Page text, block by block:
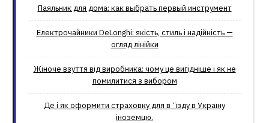
Паяльник для дома: как выбрать первый инструмент
Електрочайники DeLonghi: якість, стиль і надійність —
огляд лінійки
Жіноче взуття від виробника: чому це вигідніше і як не
помилитися з вибором
Де і як оформити страховку для вʼїзду в Україну
іноземцю.